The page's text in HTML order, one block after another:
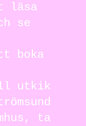
läsa
se
boka
utkik
ta